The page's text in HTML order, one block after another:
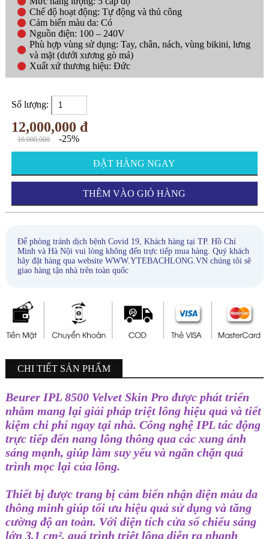
Chế độ hoạt động: Tự động và thủ công
Cảm biến màu da: Có
Nguồn điện: 100 – 240V
Phù hợp vùng sử dụng: Tay, chân, nách, vùng bikini, lưng
và mặt (dưới xương gò má)
Xuất xứ thương hiệu: Đức
Số lượng:
12,000,000 đ
16,000,000 -25%
ĐẶT HÀNG NGAY
THÊM VÀO GIỎ HÀNG
Để phòng tránh dịch bệnh Covid 19, Khách hàng tại TP. Hồ Chí
Minh và Hà Nội vui lòng không đến trực tiếp mua hàng. Quý khách
hãy đặt hàng qua website WWW.YTEBACHLONG.VN chúng tôi sẽ
giao hàng tận nhà trên toàn quốc
CHI TIẾT SẢN PHẨM
Beurer IPL 8500 Velvet Skin Pro được phát triển
nhằm mang lại giải pháp triệt lông hiệu quả và tiết
kiệm chi phí ngay tại nhà. Công nghệ IPL tác động
trực tiếp đến nang lông thông qua các xung ánh
sáng mạnh, giúp làm suy yếu và ngăn chặn quá
trình mọc lại của lông.
Thiết bị được trang bị cảm biến nhận diện màu da
thông minh giúp tối ưu hiệu quả sử dụng và tăng
cường độ an toàn. Với diện tích cửa sổ chiếu sáng
lớn 3,1 cm², quá trình triệt lông diễn ra nhanh